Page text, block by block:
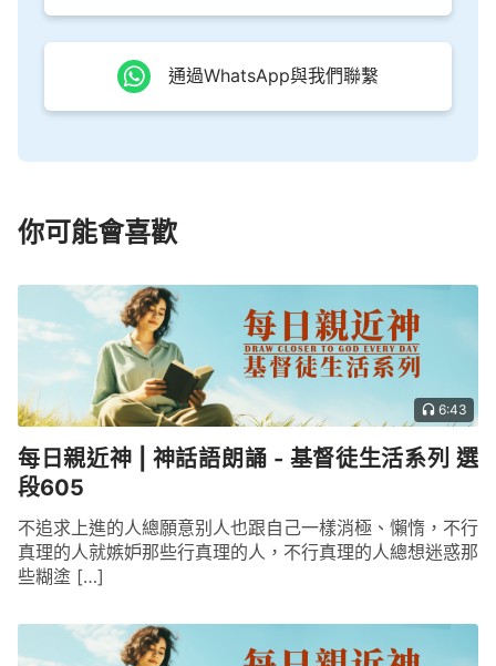
通過WhatsApp與我們聯繫
你可能會喜歡
6:43
每日親近神 | 神話語朗誦 - 基督徒生活系列 選
段605
不追求上進的人總願意别人也跟自己一樣消極、懶惰，不行
真理的人就嫉妒那些行真理的人，不行真理的人總想迷惑那
些糊塗 […]